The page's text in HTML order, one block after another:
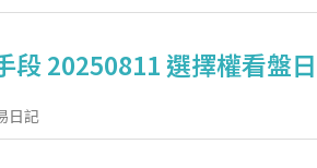
段 20250811 選擇權看盤
日記